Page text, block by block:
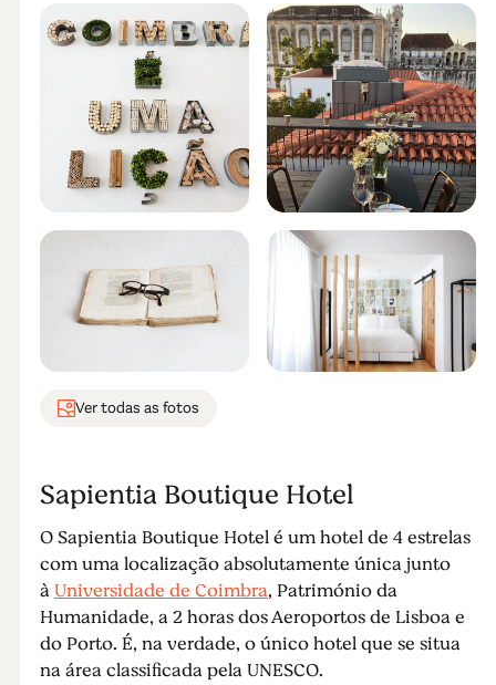
Ver todas as fotos
Sapientia Boutique Hotel
O Sapientia Boutique Hotel é um hotel de 4 estrelas
com uma localização absolutamente única junto
à Universidade de Coimbra, Património da
Humanidade, a 2 horas dos Aeroportos de Lisboa e
do Porto. É, na verdade, o único hotel que se situa
na área classificada pela UNESCO.